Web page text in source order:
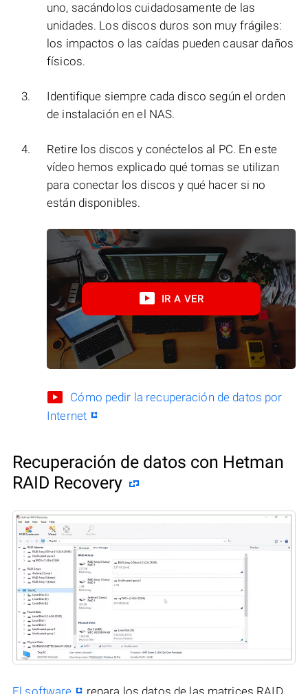
uno, sacándolos cuidadosamente de las
unidades. Los discos duros son muy frágiles:
los impactos o las caídas pueden causar daños
físicos.
Identifique siempre cada disco según el orden
de instalación en el NAS.
Retire los discos y conéctelos al PC. En este
vídeo hemos explicado qué tomas se utilizan
para conectar los discos y qué hacer si no
están disponibles.
IR A VER
Cómo pedir la recuperación de datos por
Internet
Recuperación de datos con Hetman
RAID Recovery
El software
repara los datos de las matrices RAID